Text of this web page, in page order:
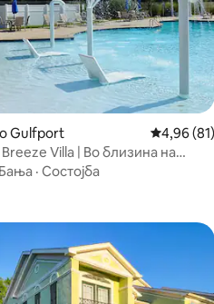
Gulfport
4,96 (81)
Villa | Во близина на
базени
Бања · Состојба